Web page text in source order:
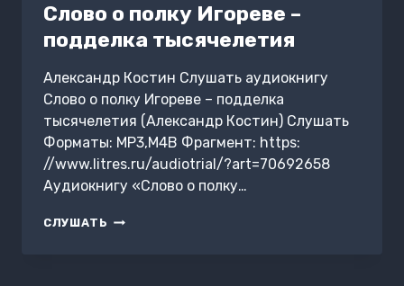
Слово о полку Игореве –
подделка тысячелетия
Александр Костин Слушать аудиокнигу
Слово о полку Игореве – подделка
тысячелетия (Александр Костин) Слушать
Форматы: MP3,M4B Фрагмент: https:
//www.litres.ru/audiotrial/?art=70692658
Аудиокнигу «Слово о полку…
СЛУШАТЬ СЛОВО